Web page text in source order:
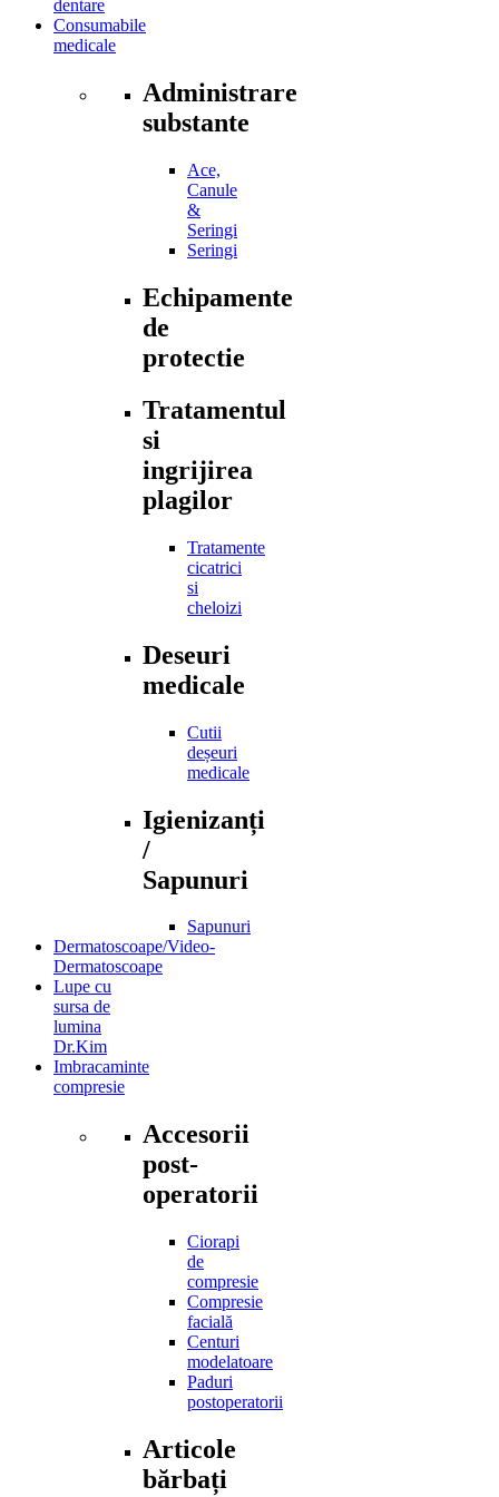
dentare
Consumabile
medicale
Administrare
substante
Ace,
Canule
&
Seringi
Seringi
Echipamente
de
protectie
Tratamentul
si
ingrijirea
plagilor
Tratamente
cicatrici
si
cheloizi
Deseuri
medicale
Cutii
deșeuri
medicale
Igienizanți
/
Sapunuri
Sapunuri
Dermatoscoape/Video-
Dermatoscoape
Lupe cu
sursa de
lumina
Dr.Kim
Imbracaminte
compresie
Accesorii
post-
operatorii
Ciorapi
de
compresie
Compresie
facială
Centuri
modelatoare
Paduri
postoperatorii
Articole
bărbați